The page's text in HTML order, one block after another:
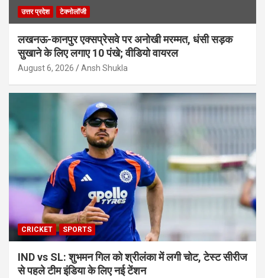
उत्तर प्रदेश टेक्नोलॉजी
लखनऊ-कानपुर एक्सप्रेसवे पर अनोखी मरम्मत, धंसी सड़क
सुखाने के लिए लगाए 10 पंखे; वीडियो वायरल
August 6, 2026 Ansh Shukla
CRICKET SPORTS
IND vs SL: शुभमन गिल को श्रीलंका में लगी चोट, टेस्ट सीरीज
से पहले टीम इंडिया के लिए नई टेंशन